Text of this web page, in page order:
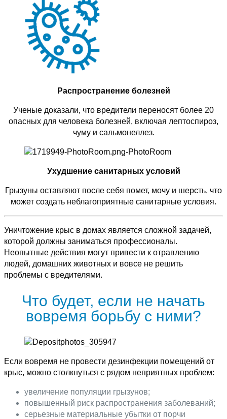
Распространение болезней
Ученые доказали, что вредители переносят более 20
опасных для человека болезней, включая лептоспироз,
чуму и сальмонеллез.
Ухудшение санитарных условий
Грызуны оставляют после себя помет, мочу и шерсть, что
может создать неблагоприятные санитарные условия.
Уничтожение крыс в домах является сложной задачей,
которой должны заниматься профессионалы.
Неопытные действия могут привести к отравлению
людей, домашних животных и вовсе не решить
проблемы с вредителями.
Что будет, если не начать
вовремя борьбу с ними?
Если вовремя не провести дезинфекции помещений от
крыс, можно столкнуться с рядом неприятных проблем:
увеличение популяции грызунов;
повышенный риск распространения заболеваний;
серьезные материальные убытки от порчи